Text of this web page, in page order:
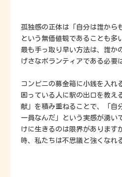
孤独感の正体は「自分は誰から
という無価値観であることも多
最も手っ取り早い方法は、誰か
げさなボランティアである必要
コンビニの募金箱に小銭を入れ
困っている人に駅の出口を教え
献」を積み重ねることで、「自
一員なんだ」という実感が湧い
けに生きるのは限界があります
時、私たちは不思議と強くなれ